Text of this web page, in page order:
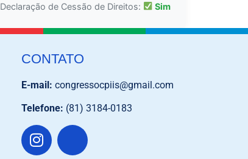
Declaração de Cessão de Direitos:
Sim
CONTATO
E-mail: congressocpiis@gmail.com
Telefone: (81) 3184-0183